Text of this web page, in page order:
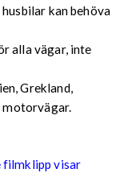
kan behöva
alla vägar, inte
Grekland,
motorvägar.
filmklipp visar